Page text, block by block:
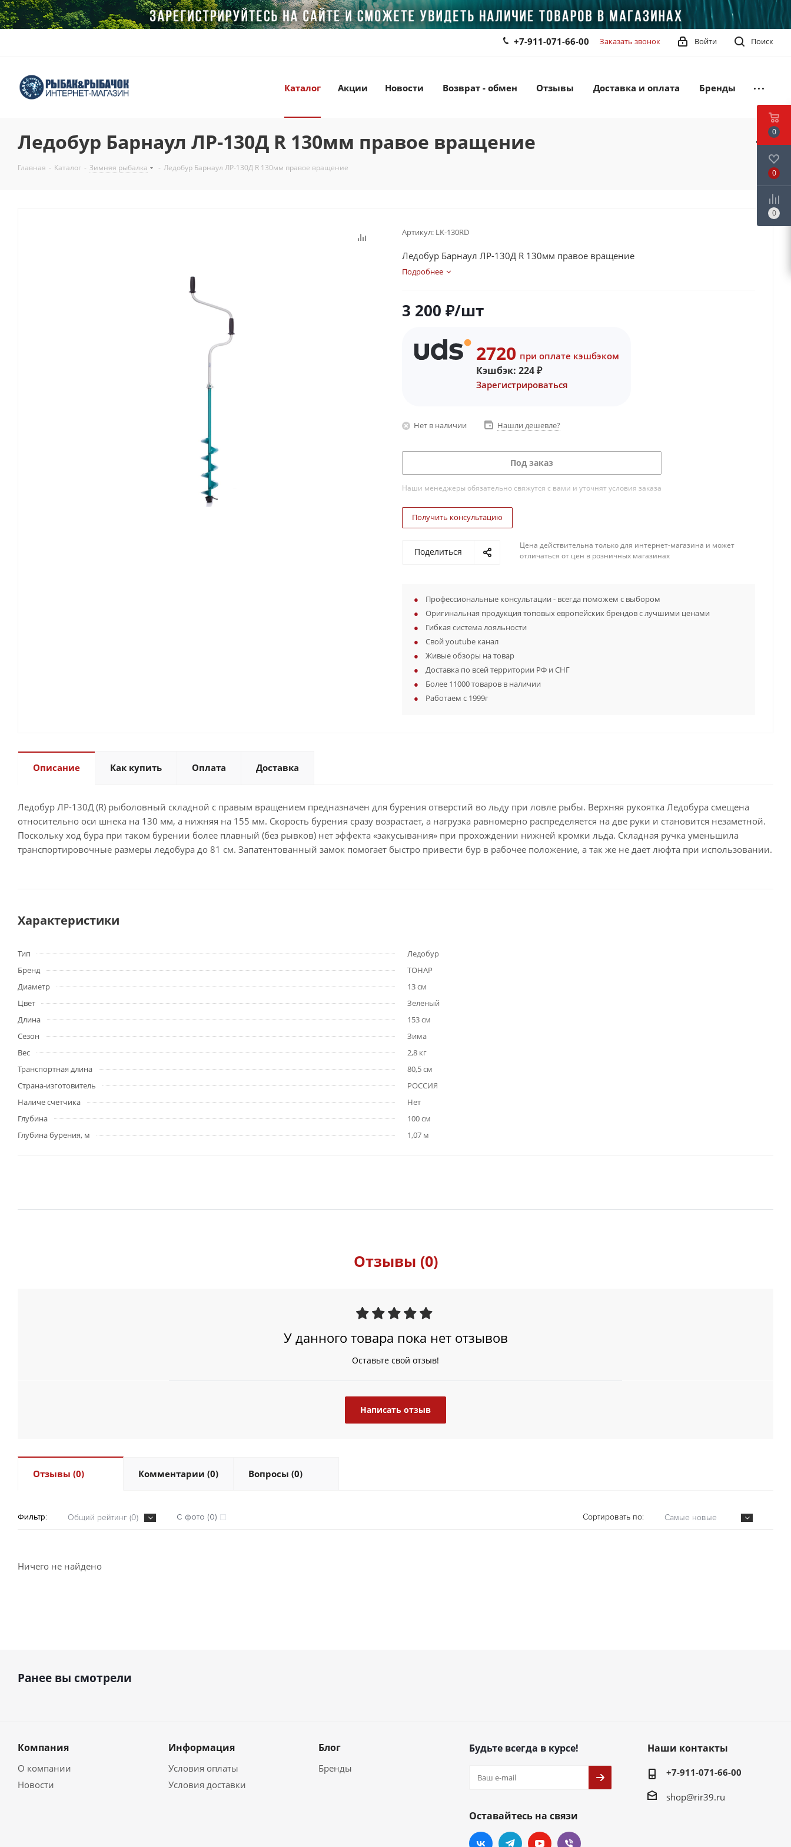
Поиск
Войти
+7-911-071-66-00 Заказать звонок
Каталог Акции Новости Возврат - обмен Отзывы Доставка и оплата Бренды
Ледобур Барнаул ЛР-130Д R 130мм правое вращение
Главная - Каталог - Зимняя рыбалка - Ледобур Барнаул ЛР-130Д R 130мм правое вращение
Артикул: LK-130RD
Ледобур Барнаул ЛР-130Д R 130мм правое вращение
Подробнее
3 200 ₽/шт
2720 при оплате кэшбэком
Кэшбэк: 224₽
Зарегистрироваться
Нет в наличии Нашли дешевле?
Под заказ
Наши менеджеры обязательно свяжутся с вами и уточнят условия заказа
Получить консультацию
Поделиться
Цена действительна только для интернет-магазина и может
отличаться от цен в розничных магазинах
Профессиональные консультации - всегда поможем с выбором
Оригинальная продукция топовых европейских брендов с лучшими ценами
Гибкая система лояльности
Свой youtube канал
Живые обзоры на товар
Доставка по всей территории РФ и СНГ
Более 11000 товаров в наличии
Работаем с 1999г
Описание Как купить Оплата Доставка
Ледобур ЛР-130Д (R) рыболовный складной с правым вращением предназначен для бурения отверстий во льду при ловле рыбы. Верхняя рукоятка Ледобура смещена
относительно оси шнека на 130 мм, а нижняя на 155 мм. Скорость бурения сразу возрастает, а нагрузка равномерно распределяется на две руки и становится незаметной.
Поскольку ход бура при таком бурении более плавный (без рывков) нет эффекта «закусывания» при прохождении нижней кромки льда. Складная ручка уменьшила
транспортировочные размеры ледобура до 81 см. Запатентованный замок помогает быстро привести бур в рабочее положение, а так же не дает люфта при использовании.
Характеристики
Тип
Ледобур
Бренд
ТОНАР
Диаметр
13 см
Цвет
Зеленый
Длина
153 см
Сезон
Зима
Вес
2,8 кг
Транспортная длина
80,5 см
Страна-изготовитель
РОССИЯ
Наличе счетчика
Нет
Глубина
100 см
Глубина бурения, м
1,07 м
Отзывы (0)
У данного товара пока нет отзывов
Оставьте свой отзыв!
Написать отзыв
Отзывы (0) Комментарии (0) Вопросы (0)
Фильтр: Общий рейтинг (0) С фото (0) Сортировать по: Самые новые
Ничего не найдено
Ранее вы смотрели
Компания
О компании
Новости
Информация
Условия оплаты
Условия доставки
Блог
Бренды
Будьте всегда в курсе!
Оставайтесь на связи
Наши контакты
+7-911-071-66-00
shop@rir39.ru
0
0
0